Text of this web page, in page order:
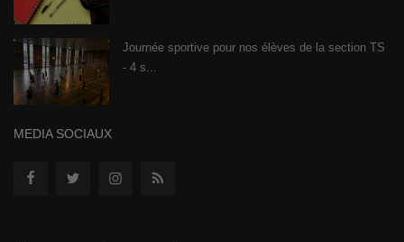
Journée sportive pour nos élèves de la section TS
- 4 s...
MEDIA SOCIAUX